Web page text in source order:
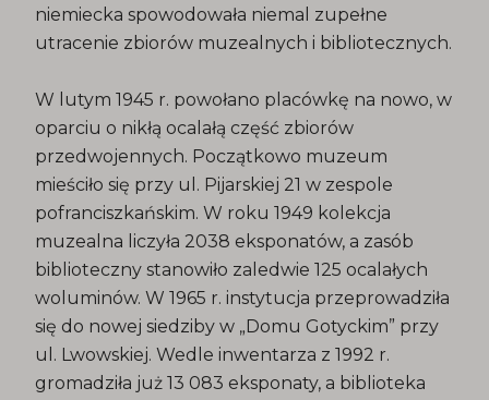
niemiecka spowodowała niemal zupełne
utracenie zbiorów muzealnych i bibliotecznych.
W lutym 1945 r. powołano placówkę na nowo, w
oparciu o nikłą ocalałą część zbiorów
przedwojennych. Początkowo muzeum
mieściło się przy ul. Pijarskiej 21 w zespole
pofranciszkańskim. W roku 1949 kolekcja
muzealna liczyła 2038 eksponatów, a zasób
biblioteczny stanowiło zaledwie 125 ocalałych
woluminów. W 1965 r. instytucja przeprowadziła
się do nowej siedziby w „Domu Gotyckim” przy
ul. Lwowskiej. Wedle inwentarza z 1992 r.
gromadziła już 13 083 eksponaty, a biblioteka